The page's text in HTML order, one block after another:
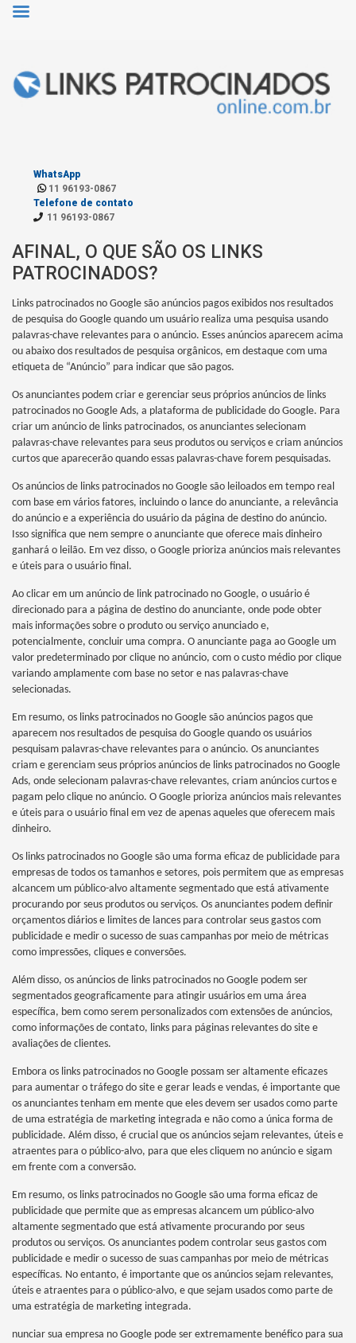
WhatsApp
11 96193-0867
Telefone de contato
11 96193-0867
AFINAL, O QUE SÃO OS LINKS
PATROCINADOS?
Links patrocinados no Google são anúncios pagos exibidos nos resultados
de pesquisa do Google quando um usuário realiza uma pesquisa usando
palavras-chave relevantes para o anúncio. Esses anúncios aparecem acima
ou abaixo dos resultados de pesquisa orgânicos, em destaque com uma
etiqueta de “Anúncio” para indicar que são pagos.
Os anunciantes podem criar e gerenciar seus próprios anúncios de links
patrocinados no Google Ads, a plataforma de publicidade do Google. Para
criar um anúncio de links patrocinados, os anunciantes selecionam
palavras-chave relevantes para seus produtos ou serviços e criam anúncios
curtos que aparecerão quando essas palavras-chave forem pesquisadas.
Os anúncios de links patrocinados no Google são leiloados em tempo real
com base em vários fatores, incluindo o lance do anunciante, a relevância
do anúncio e a experiência do usuário da página de destino do anúncio.
Isso significa que nem sempre o anunciante que oferece mais dinheiro
ganhará o leilão. Em vez disso, o Google prioriza anúncios mais relevantes
e úteis para o usuário final.
Ao clicar em um anúncio de link patrocinado no Google, o usuário é
direcionado para a página de destino do anunciante, onde pode obter
mais informações sobre o produto ou serviço anunciado e,
potencialmente, concluir uma compra. O anunciante paga ao Google um
valor predeterminado por clique no anúncio, com o custo médio por clique
variando amplamente com base no setor e nas palavras-chave
selecionadas.
Em resumo, os links patrocinados no Google são anúncios pagos que
aparecem nos resultados de pesquisa do Google quando os usuários
pesquisam palavras-chave relevantes para o anúncio. Os anunciantes
criam e gerenciam seus próprios anúncios de links patrocinados no Google
Ads, onde selecionam palavras-chave relevantes, criam anúncios curtos e
pagam pelo clique no anúncio. O Google prioriza anúncios mais relevantes
e úteis para o usuário final em vez de apenas aqueles que oferecem mais
dinheiro.
Os links patrocinados no Google são uma forma eficaz de publicidade para
empresas de todos os tamanhos e setores, pois permitem que as empresas
alcancem um público-alvo altamente segmentado que está ativamente
procurando por seus produtos ou serviços. Os anunciantes podem definir
orçamentos diários e limites de lances para controlar seus gastos com
publicidade e medir o sucesso de suas campanhas por meio de métricas
como impressões, cliques e conversões.
Além disso, os anúncios de links patrocinados no Google podem ser
segmentados geograficamente para atingir usuários em uma área
específica, bem como serem personalizados com extensões de anúncios,
como informações de contato, links para páginas relevantes do site e
avaliações de clientes.
Embora os links patrocinados no Google possam ser altamente eficazes
para aumentar o tráfego do site e gerar leads e vendas, é importante que
os anunciantes tenham em mente que eles devem ser usados como parte
de uma estratégia de marketing integrada e não como a única forma de
publicidade. Além disso, é crucial que os anúncios sejam relevantes, úteis e
atraentes para o público-alvo, para que eles cliquem no anúncio e sigam
em frente com a conversão.
Em resumo, os links patrocinados no Google são uma forma eficaz de
publicidade que permite que as empresas alcancem um público-alvo
altamente segmentado que está ativamente procurando por seus
produtos ou serviços. Os anunciantes podem controlar seus gastos com
publicidade e medir o sucesso de suas campanhas por meio de métricas
específicas. No entanto, é importante que os anúncios sejam relevantes,
úteis e atraentes para o público-alvo, e que sejam usados como parte de
uma estratégia de marketing integrada.
nunciar sua empresa no Google pode ser extremamente benéfico para sua